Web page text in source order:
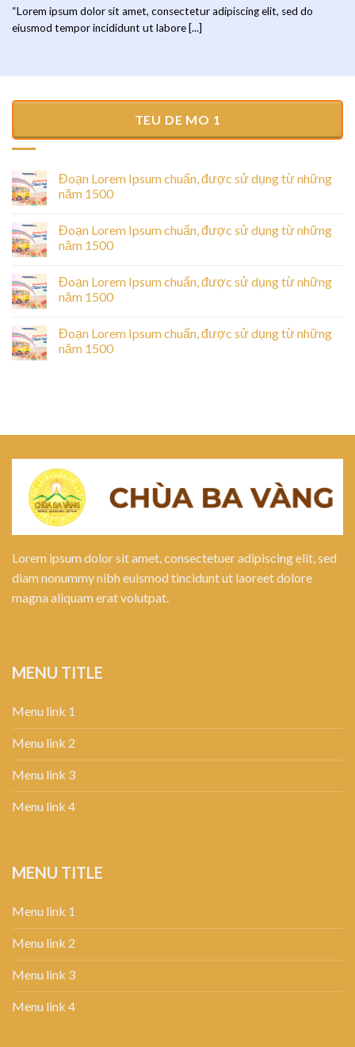
“Lorem ipsum dolor sit amet, consectetur adipiscing elit, sed do
eiusmod tempor incididunt ut labore [...]
TEU DE MO 1
Đoạn Lorem Ipsum chuẩn, được sử dụng từ những
năm 1500
Đoạn Lorem Ipsum chuẩn, được sử dụng từ những
năm 1500
Đoạn Lorem Ipsum chuẩn, được sử dụng từ những
năm 1500
Đoạn Lorem Ipsum chuẩn, được sử dụng từ những
năm 1500
Lorem ipsum dolor sit amet, consectetuer adipiscing elit, sed
diam nonummy nibh euismod tincidunt ut laoreet dolore
magna aliquam erat volutpat.
MENU TITLE
Menu link 1
Menu link 2
Menu link 3
Menu link 4
MENU TITLE
Menu link 1
Menu link 2
Menu link 3
Menu link 4